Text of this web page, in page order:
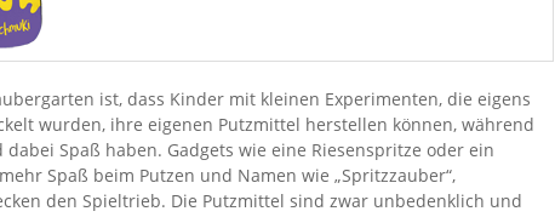
ist, dass Kinder mit kleinen Experimenten, die eigens
wurden, ihre eigenen Putzmittel herstellen können, während
Spaß haben. Gadgets wie eine Riesenspritze oder ein
Spaß beim Putzen und Namen wie „Spritzzauber“,
den Spieltrieb. Die Putzmittel sind zwar unbedenklich und